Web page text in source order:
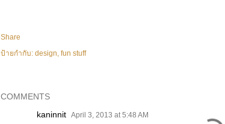
Share
ป้ายกำกับ: design fun stuff
COMMENTS
kaninnit
April 3, 2013 at 5:48 AM